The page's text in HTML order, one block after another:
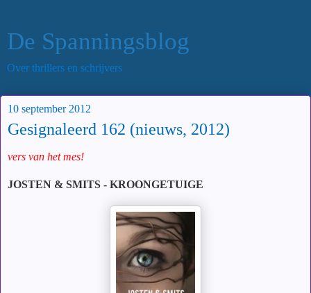
De Spanningsblog
Over thrillers en schrijvers
10 september 2012
Gesignaleerd 162 (nieuws, 2012)
vers van het mes!
JOSTEN & SMITS - KROONGETUIGE